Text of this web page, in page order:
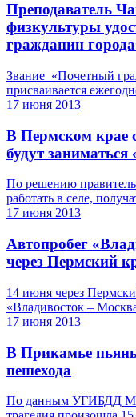
Преподаватель
физкультуры
гражданин
Звание «Почетный
присваивается
17 июня 2013
В Пермском крае
будут
По решению
работать в селе,
17 июня 2013
Автопробег
через Пермский
14 июня через
«Владивосток –
17 июня 2013
В Прикамье
пешехода
По данным УГИБДД